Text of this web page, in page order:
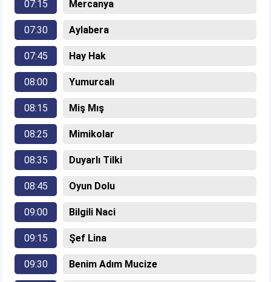
07:15 Mercanya
07:30 Aylabera
07:45 Hay Hak
08:00 Yumurcalı
08:15 Miş Mış
08:25 Mimikolar
08:35 Duyarlı Tilki
08:45 Oyun Dolu
09:00 Bilgili Naci
09:15 Şef Lina
09:30 Benim Adım Mucize